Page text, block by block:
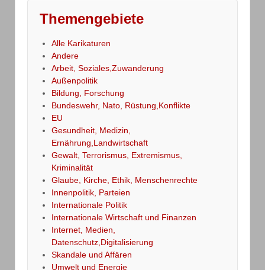
Themengebiete
Alle Karikaturen
Andere
Arbeit, Soziales,Zuwanderung
Außenpolitik
Bildung, Forschung
Bundeswehr, Nato, Rüstung,Konflikte
EU
Gesundheit, Medizin,
Ernährung,Landwirtschaft
Gewalt, Terrorismus, Extremismus,
Kriminalität
Glaube, Kirche, Ethik, Menschenrechte
Innenpolitik, Parteien
Internationale Politik
Internationale Wirtschaft und Finanzen
Internet, Medien,
Datenschutz,Digitalisierung
Skandale und Affären
Umwelt und Energie